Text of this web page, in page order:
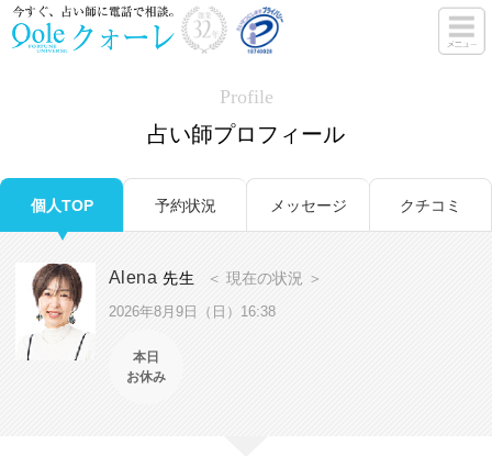
Profile
占い師プロフィール
個人TOP 予約状況 メッセージ クチコミ
Alena 先生 ＜ 現在の状況 ＞
2026年8月9日（日）16:38
本日
お休み